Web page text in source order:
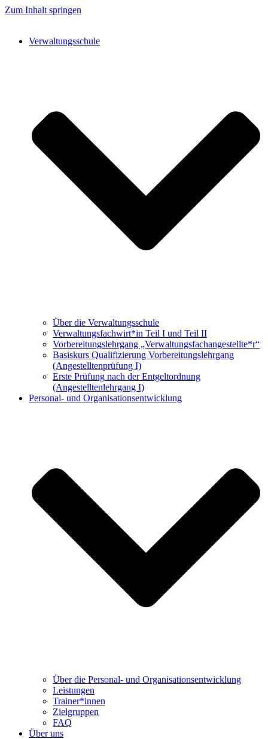
Zum Inhalt springen
Verwaltungsschule
Über die Verwaltungsschule
Verwaltungs­fachwirt*in Teil I und Teil II
Vorbereitungs­lehrgang „Verwaltungsfach­angestellte*r“
Basiskurs Qualifizierung Vorbereitungs­lehrgang
(Angestellten­prüfung I)
Erste Prüfung nach der Entgeltordnung
(Angestelltenlehrgang I)
Personal- und Organisationsentwicklung
Über die Personal- und Organisationsentwicklung
Leistungen
Trainer*innen
Zielgruppen
FAQ
Über uns